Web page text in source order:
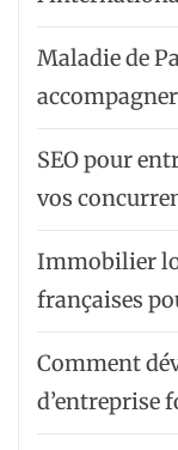
Maladie de
SEO pour
vos
Immobilier
françaises
Comment
d’entreprise